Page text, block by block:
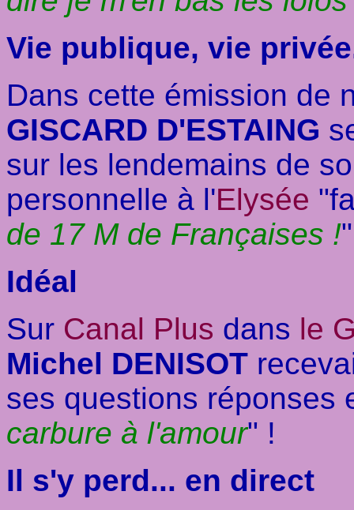
Vie publique, vie
Dans cette émission de
GISCARD D'ESTAING
sur les lendemains de
personnelle à l'Elysée
de 17 M de Françaises !"
Idéal
Sur Canal Plus dans le
Michel DENISOT
ses questions réponses
carbure à l'amour" !
Il s'y perd... en direct